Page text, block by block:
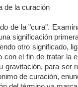
de la curación
de la "cura".
significación
otro significado,
con el fin de tratar la
gravitación, para ser
de curación,